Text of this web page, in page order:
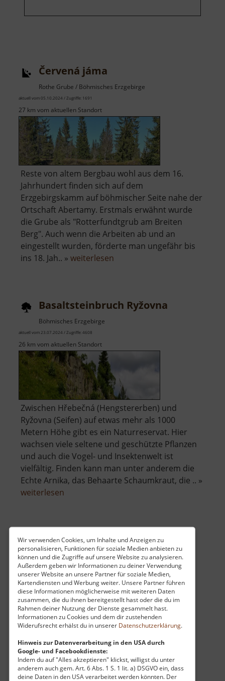
Wir verwenden Cookies, um Inhalte und Anzeigen zu
personalisieren, Funktionen für soziale Medien anbieten zu
können und die Zugriffe auf unsere Website zu analysieren.
Außerdem geben wir Informationen zu deiner Verwendung
unserer Website an unsere Partner für soziale Medien,
Kartendiensten und Werbung weiter. Unsere Partner führen
diese Informationen möglicherweise mit weiteren Daten
zusammen, die du ihnen bereitgestellt hast oder die du im
Rahmen deiner Nutzung der Dienste gesammelt hast.
Informationen zu Cookies und dem dir zustehenden
Widerufsrecht erhälst du in unserer Datenschutzerklärung.
Hinweis zur Datenverarbeitung in den USA durch
Google- und Facebookdienste:
Indem du auf "Alles akzeptieren" klickst, willigst du unter
anderem auch gem. Art. 6 Abs. 1 S. 1 lit. a) DSGVO ein, dass
deine Daten in den USA verarbeitet werden könnten. Der
Červená jáma
Rothe Grube / Böhmisches Erzgebirge
aktuell vom 05.10.2024 / Zugriffe: 1691
27 km vom aktuellen Standort
Reste von altem Bergbau wohl aus dem 16.
Jahrhundert finden sich auf dem
Erzgebirgskamm auf böhmischer Seite nahe der
Ortschaft Abertamy. Erstmals erwähnt wurde
die Grube als "Rotterfundtgrub am Breiten
Berg". Auch wenn die Arbeiten ab und an
eingestellt wurden, förderte man ungefähr bis
ins 18. Jah.. » weiterlesen
Basaltsteinbruch Ryžovna
Böhmisches Erzgebirge
aktuell vom 23.07.2024 / Zugriffe: 4608
26 km vom aktuellen Standort
Zwischen Hřebečná (Hengstererben) und
Ryžovna (Seifen) auf etwas mehr als 1000
Metern Höhe gibt es ein Naturreservat. Hier
wachsen viele seltene und geschützte Pflanzen
und auch die Vogel- und Insektenwelt ist
vielfältig. Finden kann man unter anderem die
Echte Arnika, das Behaarte Schaumkraut, die .. »
weiterlesen
Eispinge
Ledová Jáma / Böhmisches Erzgebirge
aktuell vom 23.07.2024 / Zugriffe: 31508
28 km vom aktuellen Standort
Beim Aufstieg auf den Plattenberg (Blatenský
Vrch) vom Ort Horní Blatná aus kommt man
direkt am Abstieg in diese Schlucht vorbei. Es
handelt sich hierbei um die Reste des zum Teil